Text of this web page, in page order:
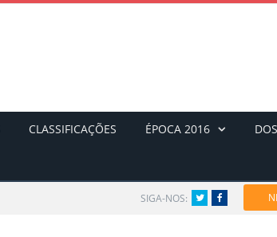
CLASSIFICAÇÕES ÉPOCA 2016
SIGA-NOS: TwitterFacebook